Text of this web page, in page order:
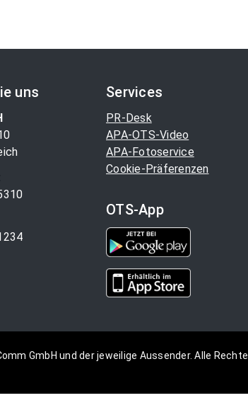
uns Services
PR-Desk
APA-OTS-Video
APA-Fotoservice
Cookie-Präferenzen
OTS-App
GmbH und der jeweilige Aussender. Alle Rechte